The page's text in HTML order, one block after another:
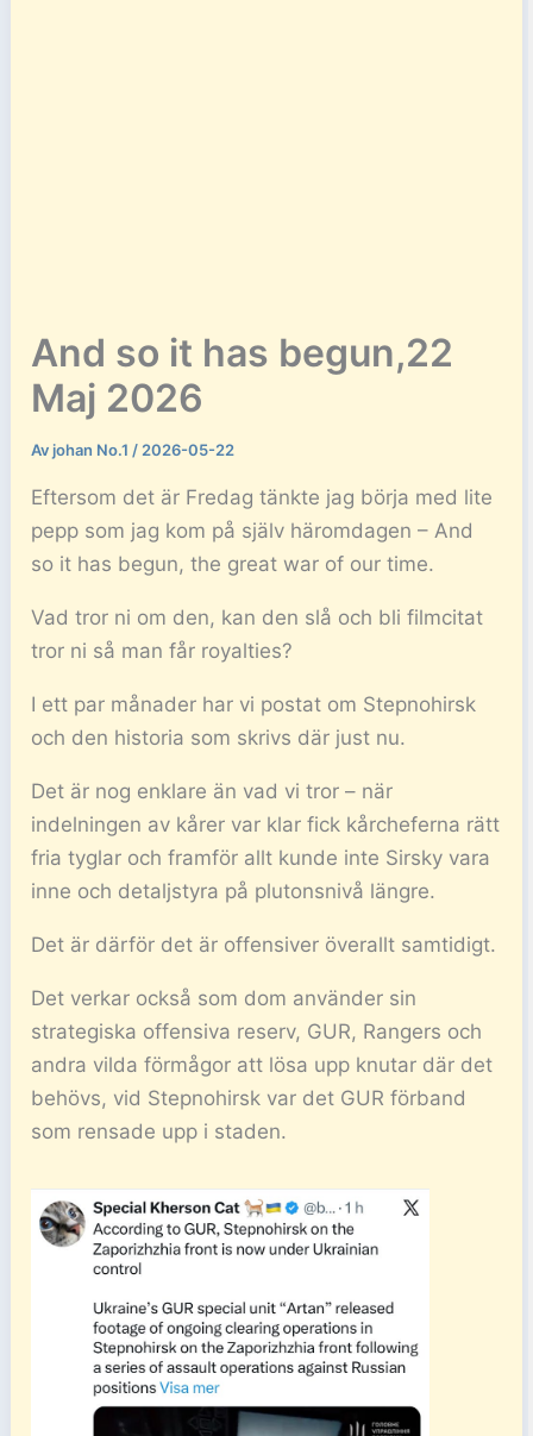
And so it has begun,22
Maj 2026
Avjohan No.1 / 2026-05-22
Eftersom det är Fredag tänkte jag börja med lite
pepp som jag kom på själv häromdagen – And
so it has begun, the great war of our time.
Vad tror ni om den, kan den slå och bli filmcitat
tror ni så man får royalties?
I ett par månader har vi postat om Stepnohirsk
och den historia som skrivs där just nu.
Det är nog enklare än vad vi tror – när
indelningen av kårer var klar fick kårcheferna rätt
fria tyglar och framför allt kunde inte Sirsky vara
inne och detaljstyra på plutonsnivå längre.
Det är därför det är offensiver överallt samtidigt.
Det verkar också som dom använder sin
strategiska offensiva reserv, GUR, Rangers och
andra vilda förmågor att lösa upp knutar där det
behövs, vid Stepnohirsk var det GUR förband
som rensade upp i staden.